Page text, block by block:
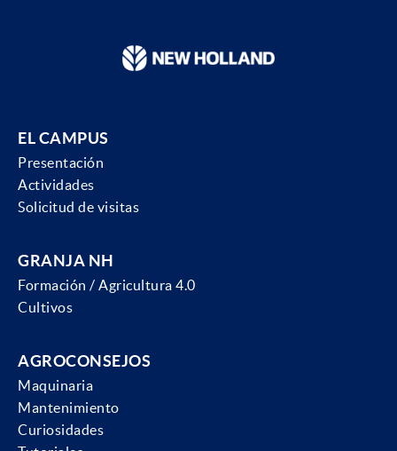
EL CAMPUS
Presentación
Actividades
Solicitud de visitas
GRANJA NH
Formación / Agricultura 4.0
Cultivos
AGROCONSEJOS
Maquinaria
Mantenimiento
Curiosidades